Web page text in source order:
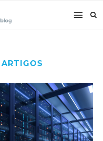
ARTIGOS